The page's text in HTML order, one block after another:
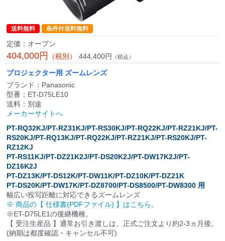
送料無料 条件付送料無料
定価：オープン
404,000円 （税別） 444,400円 （税込）
プロジェクター用 ズームレンズ
ブランド：Panasonic
型番：ET-D75LE10
送料：別途
メーカーサイトへ
PT-RQ32KJ/PT-RZ31KJ/PT-RS30KJ/PT-RQ22KJ/PT-RZ21KJ/PT-
RS20KJ/PT-RQ13KJ/PT-RQ22KJ/PT-RZ21KJ/PT-RS20KJ/PT-
RZ12KJ
PT-RS11KJ/PT-DZ21K2J/PT-DS20K2J/PT-DW17K2J/PT-
DZ16K2J
PT-DZ13K/PT-DS12K/PT-DW11K/PT-DZ10K/PT-DZ21K
PT-DS20K/PT-DW17K/PT-DZ8700/PT-DS8500/PT-DW8300 用
幅広い投写距離に対応できるズームレンズ
※ 商品の【 仕様書(PDFファイル) 】はこちら。
※ET-D75LE1の後継機種。
【 受注生産品 】 通常お引き渡しは、正式ご注文より約2-3ヵ月後。
(納期は都度確認・キャンセル不可)